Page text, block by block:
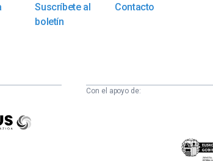
Suscríbete al
boletín
Contacto
Con el apoyo de:
Eusko